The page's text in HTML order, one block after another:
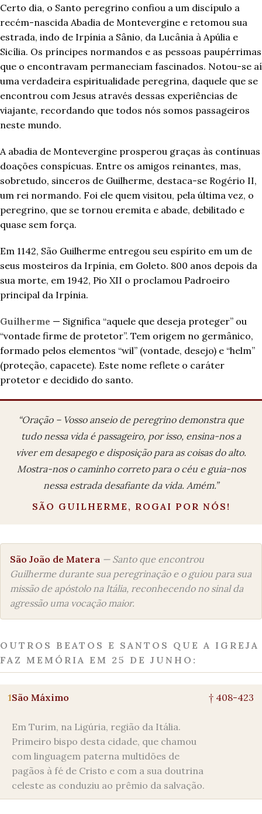
Certo dia, o Santo peregrino confiou a um discípulo a
recém-nascida Abadia de Montevergine e retomou sua
estrada, indo de Irpínia a Sânio, da Lucânia à Apúlia e
Sicília. Os príncipes normandos e as pessoas paupérrimas
que o encontravam permaneciam fascinados. Notou-se aí
uma verdadeira espiritualidade peregrina, daquele que se
encontrou com Jesus através dessas experiências de
viajante, recordando que todos nós somos passageiros
neste mundo.
A abadia de Montevergine prosperou graças às contínuas
doações conspícuas. Entre os amigos reinantes, mas,
sobretudo, sinceros de Guilherme, destaca-se Rogério II,
um rei normando. Foi ele quem visitou, pela última vez, o
peregrino, que se tornou eremita e abade, debilitado e
quase sem força.
Em 1142, São Guilherme entregou seu espírito em um de
seus mosteiros da Irpínia, em Goleto. 800 anos depois da
sua morte, em 1942, Pio XII o proclamou Padroeiro
principal da Irpínia.
Guilherme — Significa “aquele que deseja proteger” ou
“vontade firme de protetor”. Tem origem no germânico,
formado pelos elementos “wil” (vontade, desejo) e “helm”
(proteção, capacete). Este nome reflete o caráter
protetor e decidido do santo.
“Oração – Vosso anseio de peregrino demonstra que
tudo nessa vida é passageiro, por isso, ensina-nos a
viver em desapego e disposição para as coisas do alto.
Mostra-nos o caminho correto para o céu e guia-nos
nessa estrada desafiante da vida. Amém.”
SÃO GUILHERME, ROGAI POR NÓS!
São João de Matera — Santo que encontrou
Guilherme durante sua peregrinação e o guiou para sua
missão de apóstolo na Itália, reconhecendo no sinal da
agressão uma vocação maior.
OUTROS BEATOS E SANTOS QUE A IGREJA
FAZ MEMÓRIA EM 25 DE JUNHO:
1São Máximo
Em Turim, na Ligúria, região da Itália.
Primeiro bispo desta cidade, que chamou
com linguagem paterna multidões de
pagãos à fé de Cristo e com a sua doutrina
celeste as conduziu ao prêmio da salvação.
† 408-423